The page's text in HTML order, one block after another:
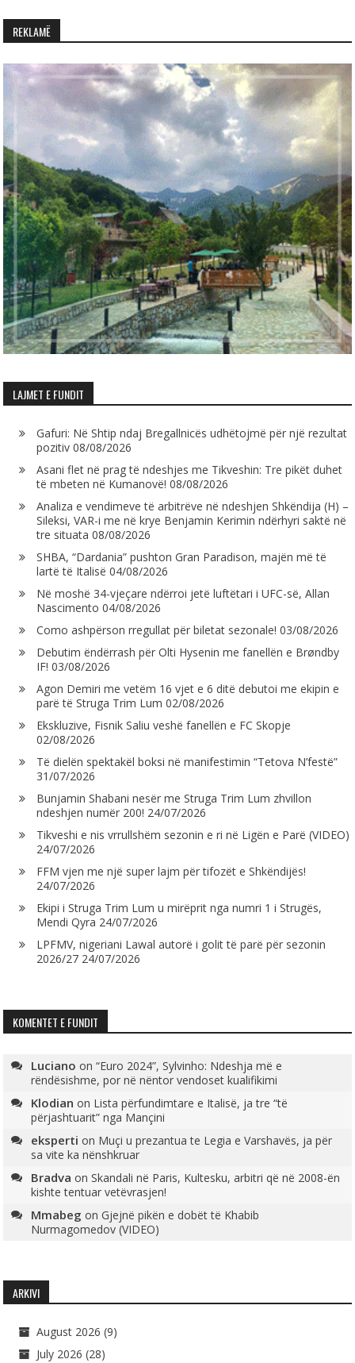
REKLAMË
LAJMET E FUNDIT
Gafuri: Në Shtip ndaj Bregallnicës udhëtojmë për një rezultat
pozitiv 08/08/2026
Asani flet në prag të ndeshjes me Tikveshin: Tre pikët duhet
të mbeten në Kumanovë! 08/08/2026
Analiza e vendimeve të arbitrëve në ndeshjen Shkëndija (H) –
Sileksi, VAR-i me në krye Benjamin Kerimin ndërhyri saktë në
tre situata 08/08/2026
SHBA, “Dardania” pushton Gran Paradison, majën më të
lartë të Italisë 04/08/2026
Në moshë 34-vjeçare ndërroi jetë luftëtari i UFC-së, Allan
Nascimento 04/08/2026
Como ashpërson rregullat për biletat sezonale! 03/08/2026
Debutim ëndërrash për Olti Hysenin me fanellën e Brøndby
IF! 03/08/2026
Agon Demiri me vetëm 16 vjet e 6 ditë debutoi me ekipin e
parë të Struga Trim Lum 02/08/2026
Ekskluzive, Fisnik Saliu veshë fanellën e FC Skopje
02/08/2026
Të dielën spektakël boksi në manifestimin “Tetova N’festë”
31/07/2026
Bunjamin Shabani nesër me Struga Trim Lum zhvillon
ndeshjen numër 200! 24/07/2026
Tikveshi e nis vrrullshëm sezonin e ri në Ligën e Parë (VIDEO)
24/07/2026
FFM vjen me një super lajm për tifozët e Shkëndijës!
24/07/2026
Ekipi i Struga Trim Lum u mirëprit nga numri 1 i Strugës,
Mendi Qyra 24/07/2026
LPFMV, nigeriani Lawal autorë i golit të parë për sezonin
2026/27 24/07/2026
KOMENTET E FUNDIT
Luciano on“Euro 2024”, Sylvinho: Ndeshja më e
rëndësishme, por në nëntor vendoset kualifikimi
Klodian on Lista përfundimtare e Italisë, ja tre “të
përjashtuarit” nga Mançini
eksperti on Muçi u prezantua te Legia e Varshavës, ja për
sa vite ka nënshkruar
Bradva onSkandali në Paris, Kultesku, arbitri që në 2008-ën
kishte tentuar vetëvrasjen!
Mmabeg onGjejnë pikën e dobët të Khabib
Nurmagomedov (VIDEO)
ARKIVI
August 2026 (9)
July 2026 (28)